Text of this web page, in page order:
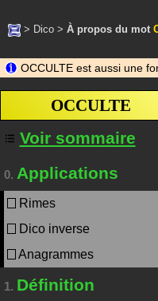
> Dico > À propos du mot
OCCULTE est aussi une
OCCULTE
Voir sommaire
0. Applications
Rimes
Dico inverse
Anagrammes
1. Définition